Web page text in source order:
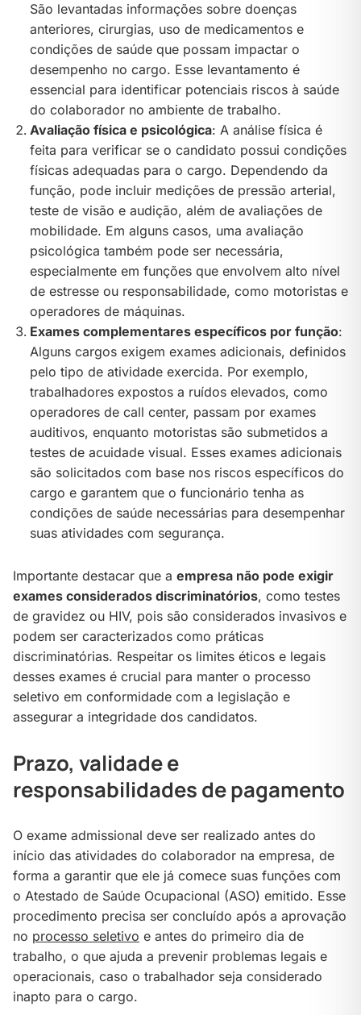
São levantadas informações sobre doenças
anteriores, cirurgias, uso de medicamentos e
condições de saúde que possam impactar o
desempenho no cargo. Esse levantamento é
essencial para identificar potenciais riscos à saúde
do colaborador no ambiente de trabalho.
Avaliação física e psicológica: A análise física é
feita para verificar se o candidato possui condições
físicas adequadas para o cargo. Dependendo da
função, pode incluir medições de pressão arterial,
teste de visão e audição, além de avaliações de
mobilidade. Em alguns casos, uma avaliação
psicológica também pode ser necessária,
especialmente em funções que envolvem alto nível
de estresse ou responsabilidade, como motoristas e
operadores de máquinas.
Exames complementares específicos por função:
Alguns cargos exigem exames adicionais, definidos
pelo tipo de atividade exercida. Por exemplo,
trabalhadores expostos a ruídos elevados, como
operadores de call center, passam por exames
auditivos, enquanto motoristas são submetidos a
testes de acuidade visual. Esses exames adicionais
são solicitados com base nos riscos específicos do
cargo e garantem que o funcionário tenha as
condições de saúde necessárias para desempenhar
suas atividades com segurança.
Importante destacar que a empresa não pode exigir
exames considerados discriminatórios, como testes
de gravidez ou HIV, pois são considerados invasivos e
podem ser caracterizados como práticas
discriminatórias. Respeitar os limites éticos e legais
desses exames é crucial para manter o processo
seletivo em conformidade com a legislação e
assegurar a integridade dos candidatos.
Prazo, validade e
responsabilidades de pagamento
O exame admissional deve ser realizado antes do
início das atividades do colaborador na empresa, de
forma a garantir que ele já comece suas funções com
o Atestado de Saúde Ocupacional (ASO) emitido. Esse
procedimento precisa ser concluído após a aprovação
no processo seletivo e antes do primeiro dia de
trabalho, o que ajuda a prevenir problemas legais e
operacionais, caso o trabalhador seja considerado
inapto para o cargo.